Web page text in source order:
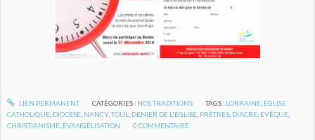
LIEN PERMANENT CATÉGORIES : NOS TRADITIONS TAGS : LORRAINE, ÉGLISE
CATHOLIQUE, DIOCÈSE, NANCY,TOUL, DENIER DE L'ÉGLISE, PRÊTRES, DIACRE, ÉVÊQUE,
CHRISTIANISME, ÉVANGÉLISATION 0 COMMENTAIRE